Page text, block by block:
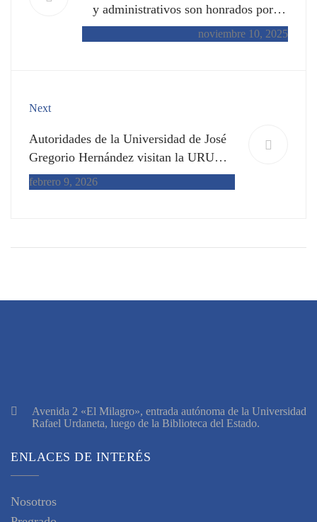
y administrativos son honrados por su
labor institucional
noviembre 10, 2025
Next
Autoridades de la Universidad de José
Gregorio Hernández visitan la URU
para fortalecer lazos académicos
febrero 9, 2026
Avenida 2 «El Milagro», entrada autónoma de la Universidad
Rafael Urdaneta, luego de la Biblioteca del Estado.
ENLACES DE INTERÉS
Nosotros